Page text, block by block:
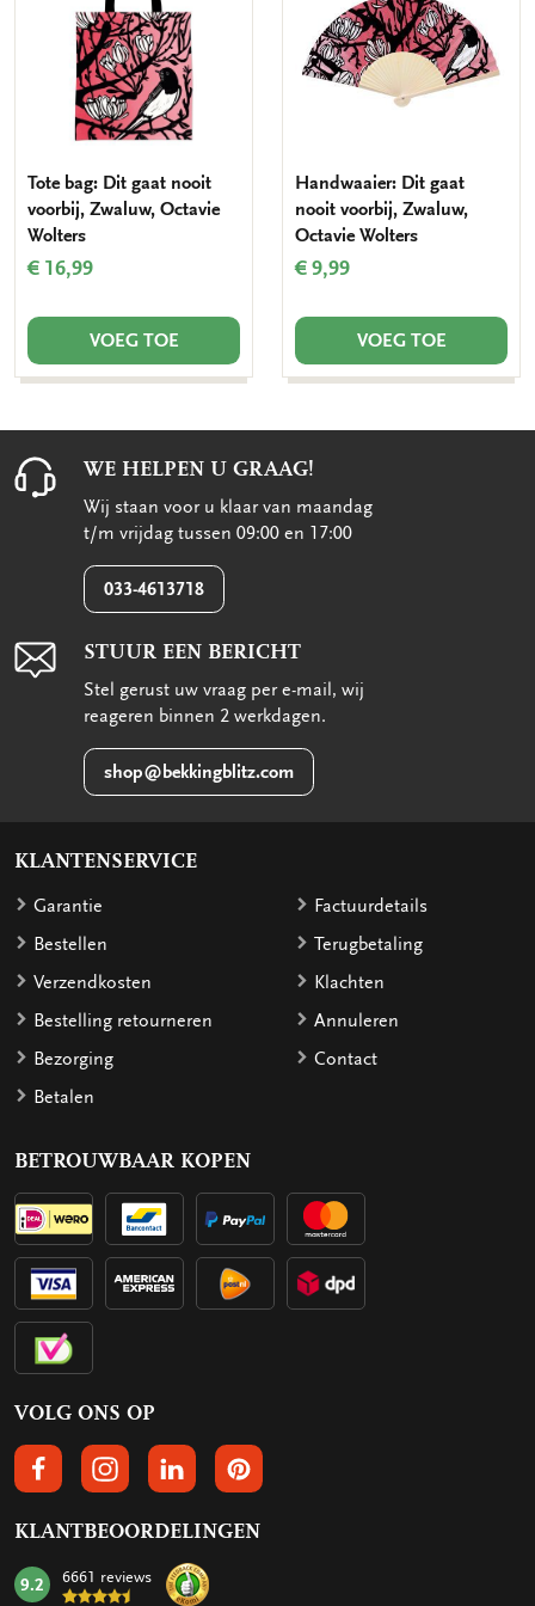
Tote bag: Dit gaat nooit
voorbij, Zwaluw, Octavie
Wolters
€ 16,99
VOEG TOE
Handwaaier: Dit gaat
nooit voorbij, Zwaluw,
Octavie Wolters
€ 9,99
VOEG TOE
WE HELPEN U GRAAG!
Wij staan voor u klaar van maandag
t/m vrijdag tussen 09:00 en 17:00
033-4613718
STUUR EEN BERICHT
Stel gerust uw vraag per e-mail, wij
reageren binnen 2 werkdagen.
shop@bekkingblitz.com
KLANTENSERVICE
Garantie
Bestellen
Verzendkosten
Bestelling retourneren
Bezorging
Betalen
Factuurdetails
Terugbetaling
Klachten
Annuleren
Contact
BETROUWBAAR KOPEN
VOLG ONS OP
VOLGS ONS OP FACEBOOK
VOLG ONS OP INSTAGRAM
VOLG ONS OP LINKEDIN
VOLG ONS OP PINTEREST
KLANTBEOORDELINGEN
mark:
9.2 6661 reviews